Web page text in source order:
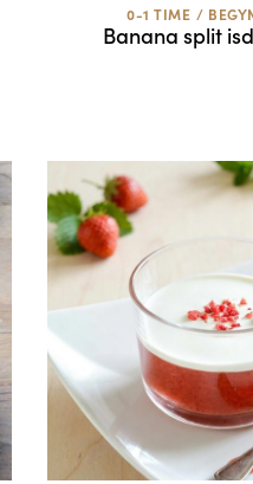
0-1 TIME /
Banana split